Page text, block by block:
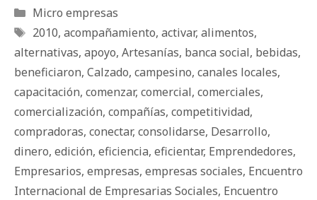
Categorías
Micro empresas
Etiquetas
2010, acompañamiento, activar, alimentos,
alternativas, apoyo, Artesanías, banca social, bebidas,
beneficiaron, Calzado, campesino, canales locales,
capacitación, comenzar, comercial, comerciales,
comercialización, compañías, competitividad,
compradoras, conectar, consolidarse, Desarrollo,
dinero, edición, eficiencia, eficientar, Emprendedores,
Empresarios, empresas, empresas sociales, Encuentro
Internacional de Empresarias Sociales, Encuentro